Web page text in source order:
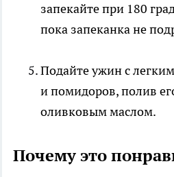
запекайте при 180
пока запеканка не
Подайте ужин с
и помидоров, полив
оливковым маслом.
Почему это